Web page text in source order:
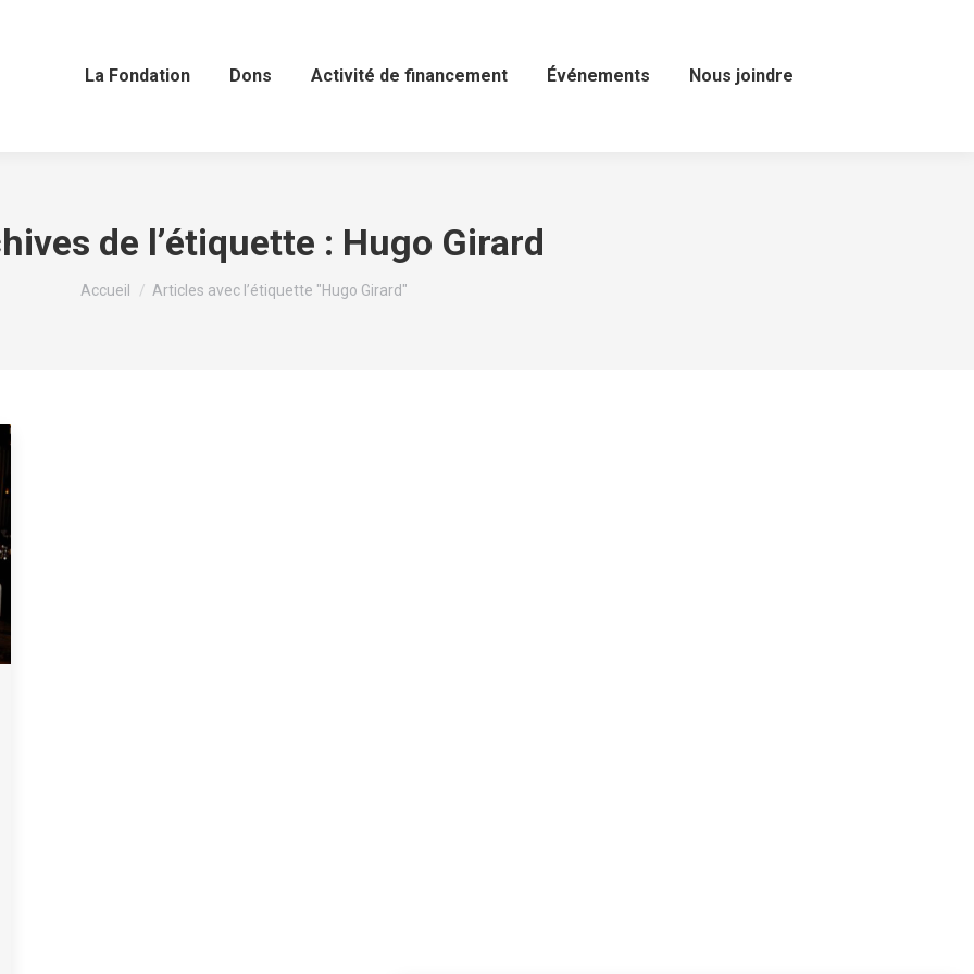
La Fondation Dons Activité de financement Événements Nous joindre
de l’étiquette : Hugo Girard
Vous êtes ici :
Accueil Articles avec l’étiquette "Hugo Girard"